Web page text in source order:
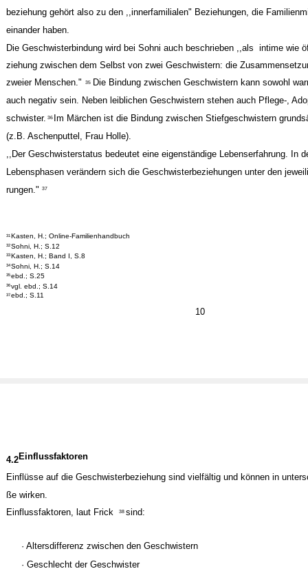
10
beziehung gehört also zu den ,,innerfamilialen" Beziehungen, die
einander haben.
Die Geschwisterbindung wird bei Sohni auch beschrieben ,,als ­ intime wie
ziehung zwischen dem Selbst von zwei Geschwistern: die
zweier Menschen."
35 Die Bindung zwischen Geschwistern kann sowohl
auch negativ sein. Neben leiblichen Geschwistern stehen auch Pflege-,
schwister. 36 Im Märchen ist die Bindung zwischen Stiefgeschwistern
(z.B. Aschenputtel, Frau Holle).
,,Der Geschwisterstatus bedeutet eine eigenständige Lebenserfahrung. In
Lebensphasen verändern sich die Geschwisterbeziehungen unter den
rungen." 37
31 Kasten, H.; Online-Familienhandbuch
32 Sohni, H.; S.12
33 Kasten, H.; Band I, S.8
34 Sohni, H.; S.14
35 ebd.; S.25
36 vgl. ebd.; S.14
37 ebd.; S.11
4.2Einflussfaktoren
Einflüsse auf die Geschwisterbeziehung sind vielfältig und können in
ße wirken.
Einflussfaktoren, laut Frick
38 sind:
· Altersdifferenz zwischen den Geschwistern
· Geschlecht der Geschwister